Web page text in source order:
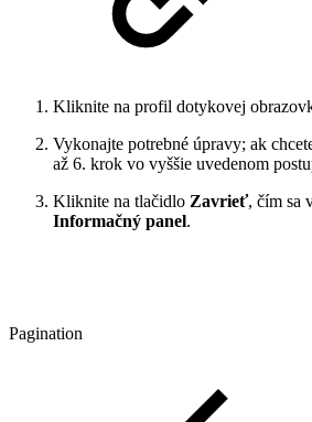
Kliknite na profil dotykovej
Vykonajte potrebné úpravy; ak
až 6. krok vo vyššie uvedenom
Kliknite na tlačidlo Zavrieť, čím sa
Informačný panel.
Pagination